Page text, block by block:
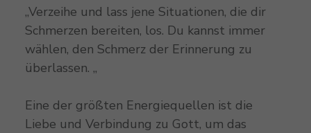
„Verzeihe und lass jene Situationen, die dir
Schmerzen bereiten, los. Du kannst immer
wählen, den Schmerz der Erinnerung zu
überlassen. „
Eine der größten Energiequellen ist die
Liebe und Verbindung zu Gott, um das